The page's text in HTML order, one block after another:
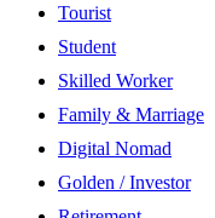
Tourist
Student
Skilled Worker
Family & Marriage
Digital Nomad
Golden / Investor